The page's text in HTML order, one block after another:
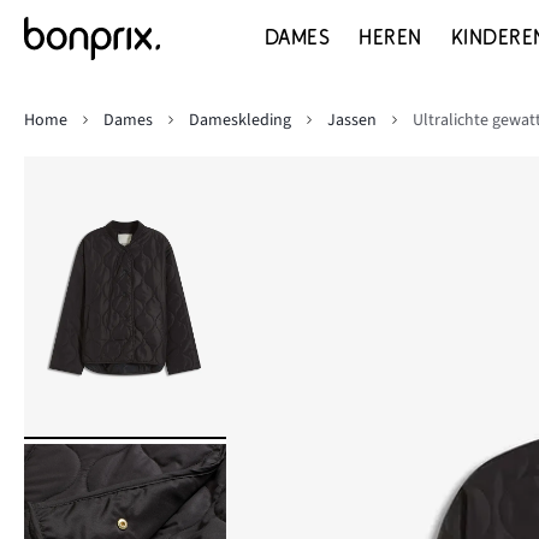
DAMES HEREN
Home Dames Dameskleding Jassen Ultralichte